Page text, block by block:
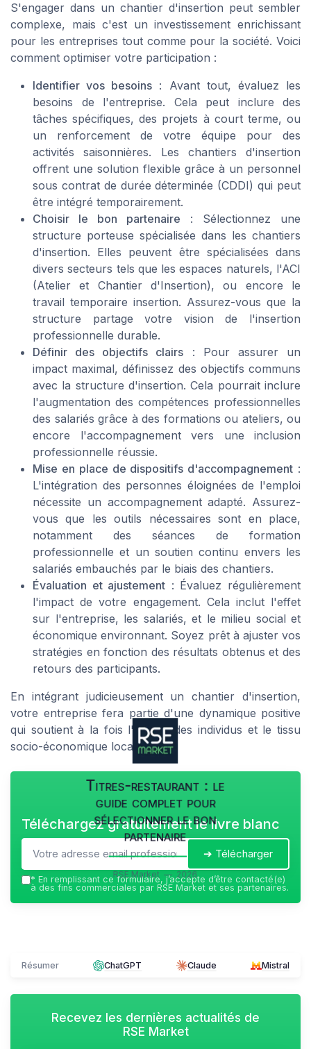
S'engager dans un chantier d'insertion peut sembler
complexe, mais c'est un investissement enrichissant
pour les entreprises tout comme pour la société. Voici
comment optimiser votre participation :
Identifier vos besoins : Avant tout, évaluez les
besoins de l'entreprise. Cela peut inclure des
tâches spécifiques, des projets à court terme, ou
un renforcement de votre équipe pour des
activités saisonnières. Les chantiers d'insertion
offrent une solution flexible grâce à un personnel
sous contrat de durée déterminée (CDDI) qui peut
être intégré temporairement.
Choisir le bon partenaire : Sélectionnez une
structure porteuse spécialisée dans les chantiers
d'insertion. Elles peuvent être spécialisées dans
divers secteurs tels que les espaces naturels, l'ACI
(Atelier et Chantier d'Insertion), ou encore le
travail temporaire insertion. Assurez-vous que la
structure partage votre vision de l'insertion
professionnelle durable.
Définir des objectifs clairs : Pour assurer un
impact maximal, définissez des objectifs communs
avec la structure d'insertion. Cela pourrait inclure
l'augmentation des compétences professionnelles
des salariés grâce à des formations ou ateliers, ou
encore l'accompagnement vers une inclusion
professionnelle réussie.
Mise en place de dispositifs d'accompagnement :
L'intégration des personnes éloignées de l'emploi
nécessite un accompagnement adapté. Assurez-
vous que les outils nécessaires sont en place,
notamment des séances de formation
professionnelle et un soutien continu envers les
salariés embauchés par le biais des chantiers.
Évaluation et ajustement : Évaluez régulièrement
l'impact de votre engagement. Cela inclut l'effet
sur l'entreprise, les salariés, et le milieu social et
économique environnant. Soyez prêt à ajuster vos
stratégies en fonction des résultats obtenus et des
retours des participants.
En intégrant judicieusement un chantier d'insertion,
votre entreprise fera partie d'une dynamique positive
qui soutient à la fois l'emploi des individus et le tissu
socio-économique local.
Titres-restaurant : le
guide complet pour
sélectionner le bon
partenaire
RSE Market — 2026
Téléchargez gratuitement le livre blanc
➔ Télécharger
* En remplissant ce formulaire, j’accepte d’être contacté(e)
à des fins commerciales par RSE Market et ses partenaires.
Résumer ChatGPT Claude Mistral
Recevez les dernières actualités de
RSE Market